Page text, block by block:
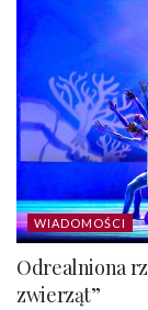
WIADOMOŚCI
Odrealniona
zwierząt”